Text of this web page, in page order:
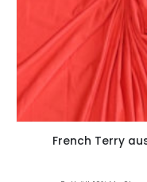
French Terry